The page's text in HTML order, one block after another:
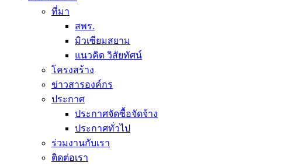
ที่มา
สพร.
มิวเซียมสยาม
แนวคิด วิสัยทัศน์
โครงสร้าง
ข่าวสารองค์กร
ประกาศ
ประกาศจัดซื้อจัดจ้าง
ประกาศทั่วไป
ร่วมงานกับเรา
ติดต่อเรา